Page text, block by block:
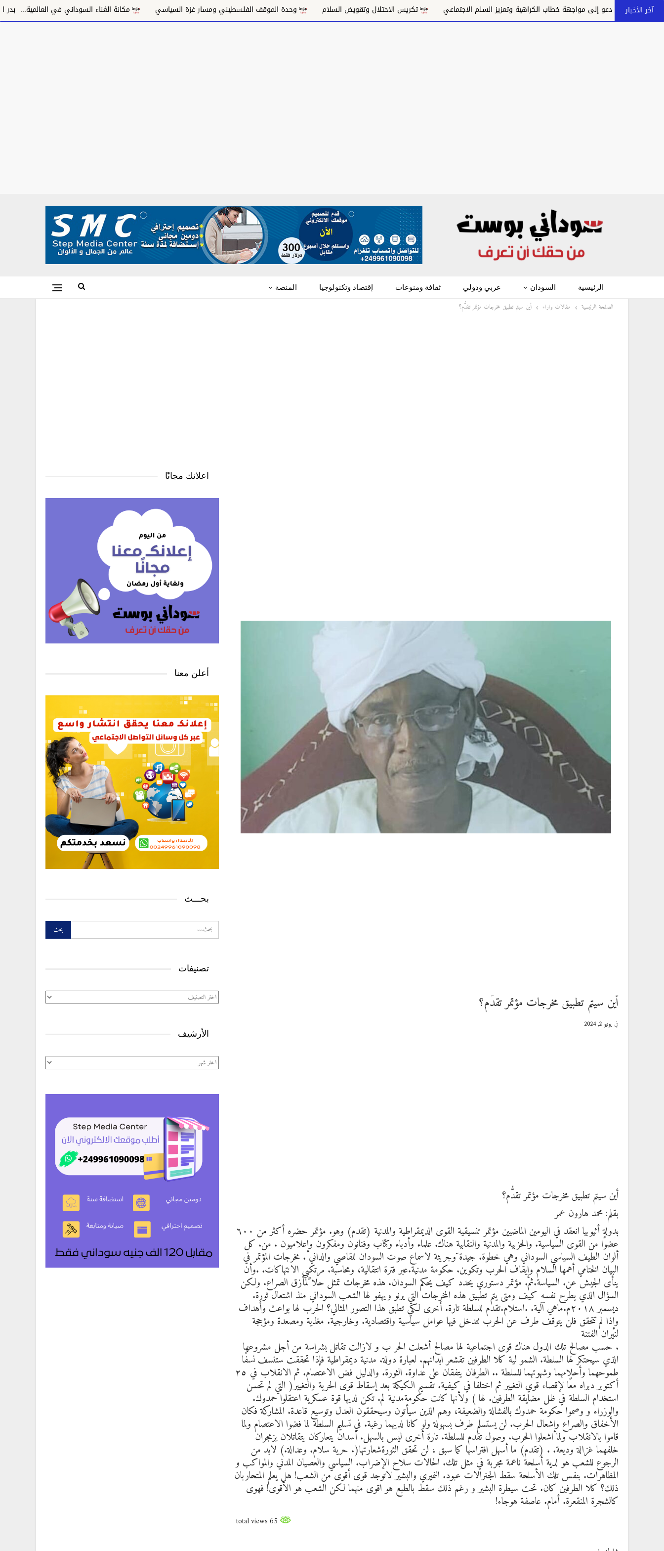
آخر الأخبار
مواجهة خطاب الكراهية وتعزيز السلم الاجتماعي تكريس الاحتلال وتقويض السلام وحدة الموقف الفلسطيني ومسار غزة السياسي مكانة الغناء السوداني في العالمية... بدر الدين العتَّاق
الرئيسية السودان عربي ودولي ثقافة ومنوعات إقتصاد وتكنولوجيا المنصة
الصفحة الرئيسية مقالات واراء أين سيتم تطبيق مخرجات مؤتمر تقدُّم؟
أين سيتم تطبيق مخرجات مؤتمر تقدُّم؟
في يونيو 2, 2024
أين سيتم تطبيق مخرجات مؤتمر تقدُّم؟
بقلم: محمد هارون عمر
بدولة أثيوبيا انعقد في اليومين الماضيين مؤتمر تنسيقية القوى الديمقراطية والمدنية (تقدم) وهو. مؤتمر حضره أكثر من ٦٠٠
عضوًا من القوى السياسية. والحزبية والمدنية والنقابية هناك. علماء وأدباء وكتاب وفنانون ومفكرون وإعلاميون . من. كل
ألوان الطيف السياسي السوداني وهي خطوة. جيدة َوجريئة لاسماع صوت السودان للقاصي والداني . مخرجات المؤتمر في
البيان الختامي أهمها السلام وإيقاف الحرب وتكوين. حكومة مدنية.عبر فترة انتقالية، ومحاسبة. مرتكبي الانتهاكات. .وأن
ينأى الجيش عن. السياسة.ثم. مؤتمر دستوري يحدد كيف يحكم السودان. هذه مخرجات تمثل حلا ًلمأزق الصراع. ولكن
السؤال الذي يطرح نفسه كيف ومتى يتم تطبيق هذه المخرجات التي يرنو ويهفو لها الشعب السوداني منذ اشتعال ثورة.
ديسمبر ٢٠١٨م.ماهي آلية. .استلام.تقدم للسلطة تارة. أخرى لكي تطبق هذا التصور المثالي؟ الحرب لها بواعث وأهداف
وإذا لم تتحقق فلن يتوقف طرف عن الحرب تتدخل فيها عوامل سياسية واقتصادية. وخارجية. مغذية ومصعدة ومؤججة
لنيران الفتنة
. حسب مصالح تلك الدول هناك قوى اجتماعية لها مصالح أشعلت الحر ب و لازالت تقاتل بشراسة من أجل مشروعها
الذي سيحتكر لها السلطة. الشمو لية كلا الطرفين تقشعر ابدانهم. لعبارة دولة. مدنية ديمقراطية فإذا تحققت ستنسف نسفًا
طموحهما وأحلامهما وشهوتهما للسلطة .. الطرفان يتفقان على عداوة. الثورة. والدليل فض الاعتصام. ثم الانقلاب في ٢٥
أكتوبر دبراه معًا لإقصاء قوي التغيير ثم اختلفا في كيفية. تقسيم الكيكة بعد إسقاط قوى الحرية والتغيير( التي لم تحسن
استخدام السلطة في ظل مضايقة الطرفين. لها ) ولأنها كانت حكومةمدنية لم. تكن لديها قوة عسكرية اعتقلوا حمدوك.
والوزراء و وصموا حكومة حمدوك بالفشالة والضعيفة، وهم الذين سيأتون وسيحققون العدل وتوسيع قاعدة. المشاركة فكان
الأخفاق والصراع وإشعال الحرب. لن يستسلم طرف بسهولة ولو كانا لديهما رغبة. في تسليم السلطة لما فضوا الاعتصام ولما
قاموا بالانقلاب ولما اشعلوا الحرب. وصول تقدم للسلطة. تارة أخرى ليس بالسهل. أسدان يتعاركان يتقاتلان يزمجران
خلفهما غزالة وديعة. . (تقدم) ما أسهل افتراسها كما سبق ، لن تحقق الثورةشعارتها(. حرية سلام. وعدالة.) لابد من
الرجوع للشعب هو لدية أسلحة ناعمة مجربة في مثل تلك. الحالات سلاح الإضراب. السياسي والعصيان المدني والمواكب و
المظاهرات. بنفس تلك الأسلحة سقط الجنرالات عبود. النميري والبشير لاتوجد قوى أقوى من الشعب! هل يعلم المتحاربان
ذلك؟ كلا الطرفين كان. تحت سيطرة البشير و رغم ذلك سقط بالطبع هو اقوى منهما لكن الشعب هو الأقوى! فهوى
كالشجرة المنقعرة. أمام. عاصفة هوجاء!
اعلانك مجانًا
أعلن معنا
بحـــث
تصنيفات
تصنيفات
الأرشيف
الأرشيف